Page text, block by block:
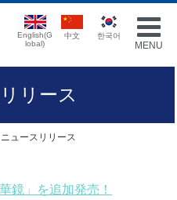
MENU
English(G
lobal)
中文 한국어
リース
ュースリリース
鏡」を追加発売！